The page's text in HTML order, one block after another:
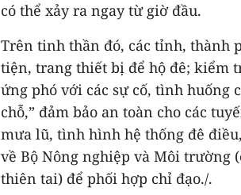
có thể xảy ra ngay từ giờ đầu.
Trên tinh thần đó, các tỉnh, thành
tiện, trang thiết bị để hộ đê; kiểm
ứng phó với các sự cố, tình huống
chỗ,” đảm bảo an toàn cho các
mưa lũ, tình hình hệ thống đê
về Bộ Nông nghiệp và Môi trường
thiên tai) để phối hợp chỉ đạo./.